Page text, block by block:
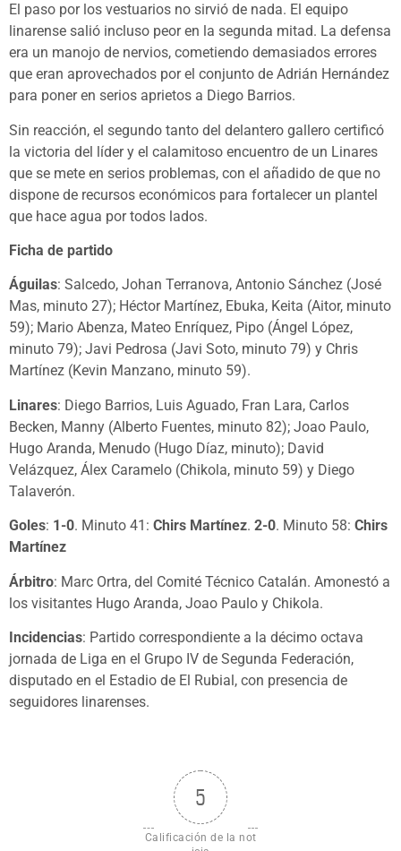
El paso por los vestuarios no sirvió de nada. El equipo
linarense salió incluso peor en la segunda mitad. La defensa
era un manojo de nervios, cometiendo demasiados errores
que eran aprovechados por el conjunto de Adrián Hernández
para poner en serios aprietos a Diego Barrios.
Sin reacción, el segundo tanto del delantero gallero certificó
la victoria del líder y el calamitoso encuentro de un Linares
que se mete en serios problemas, con el añadido de que no
dispone de recursos económicos para fortalecer un plantel
que hace agua por todos lados.
Ficha de partido
Águilas: Salcedo, Johan Terranova, Antonio Sánchez (José
Mas, minuto 27); Héctor Martínez, Ebuka, Keita (Aitor, minuto
59); Mario Abenza, Mateo Enríquez, Pipo (Ángel López,
minuto 79); Javi Pedrosa (Javi Soto, minuto 79) y Chris
Martínez (Kevin Manzano, minuto 59).
Linares: Diego Barrios, Luis Aguado, Fran Lara, Carlos
Becken, Manny (Alberto Fuentes, minuto 82); Joao Paulo,
Hugo Aranda, Menudo (Hugo Díaz, minuto); David
Velázquez, Álex Caramelo (Chikola, minuto 59) y Diego
Talaverón.
Goles: 1-0. Minuto 41: Chirs Martínez. 2-0. Minuto 58: Chirs
Martínez
Árbitro: Marc Ortra, del Comité Técnico Catalán. Amonestó a
los visitantes Hugo Aranda, Joao Paulo y Chikola.
Incidencias: Partido correspondiente a la décimo octava
jornada de Liga en el Grupo IV de Segunda Federación,
disputado en el Estadio de El Rubial, con presencia de
seguidores linarenses.
5
Calificación de la not